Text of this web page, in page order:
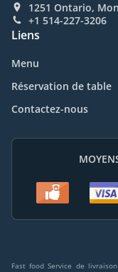
1251 Ontario,
+1 514-227-3206
Liens
Menu
Réservation de table
Contactez-nous
Fast food Service de